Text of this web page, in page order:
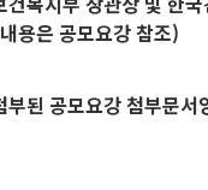
용은 공모요강 참조)
된 공모요강 첨부문서